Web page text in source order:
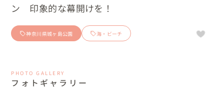
ン 印象的な幕開けを！
神奈川県城ヶ島公園 海・ビーチ
PHOTO GALLERY
フォトギャラリー